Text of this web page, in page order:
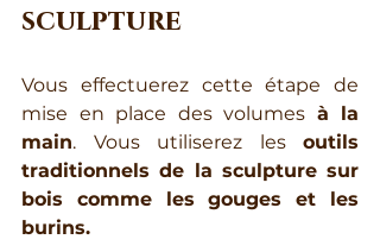
sculpture
Vous effectuerez cette étape de
mise en place des volumes à la
main. Vous utiliserez les outils
traditionnels de la sculpture sur
bois comme les gouges et les
burins.